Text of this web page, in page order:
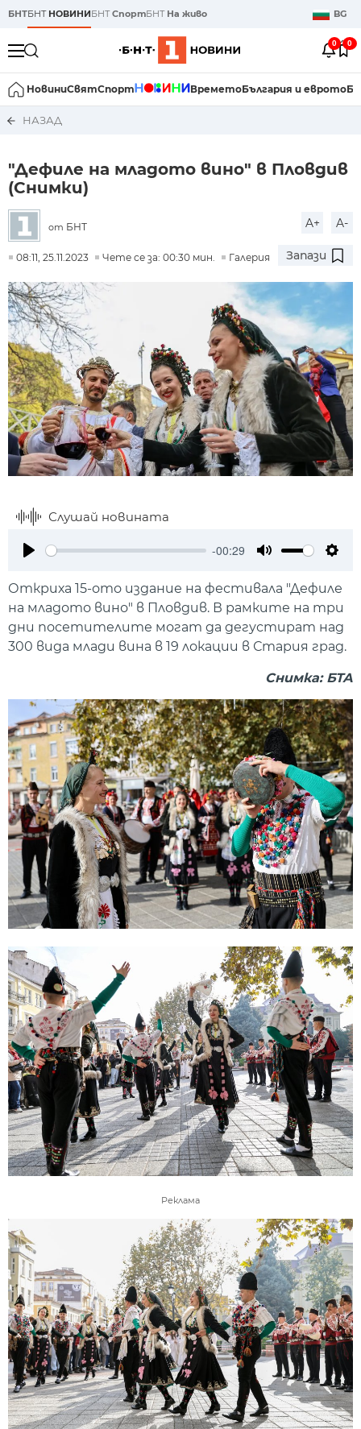
БНТБНТ НОВИНИБНТСпортБНТ На живо BG
0 0
НовиниСвятСпорт ВреметоБългария и еврото
НАЗАД
"Дефиле на младото вино" в Пловдив
(Снимки)
от БНТ A+ A-
08:11, 25.11.2023 Чете се за: 00:30 мин. Галерия Запази
Слушай новината
-00:29
Откриха 15-ото издание на фестивала "Дефиле
на младото вино" в Пловдив. В рамките на три
дни посетителите могат да дегустират над
300 вида млади вина в 19 локации в Стария град.
Снимка: БТА
Реклама